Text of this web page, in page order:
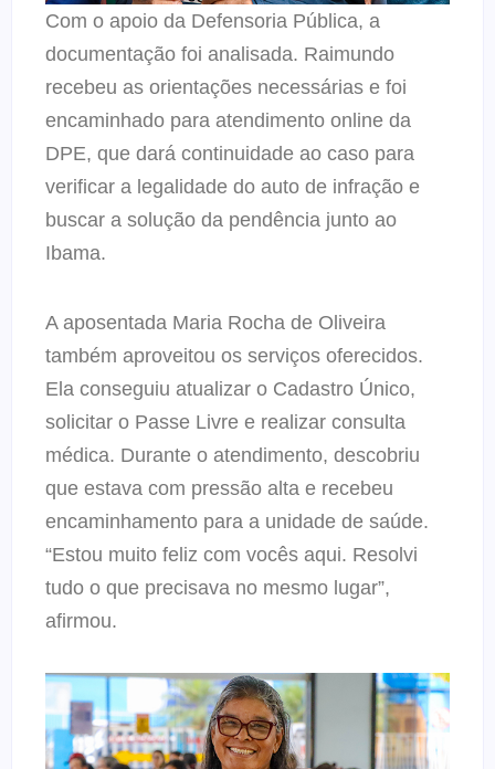
Com o apoio da Defensoria Pública, a
documentação foi analisada. Raimundo
recebeu as orientações necessárias e foi
encaminhado para atendimento online da
DPE, que dará continuidade ao caso para
verificar a legalidade do auto de infração e
buscar a solução da pendência junto ao
Ibama.
A aposentada Maria Rocha de Oliveira
também aproveitou os serviços oferecidos.
Ela conseguiu atualizar o Cadastro Único,
solicitar o Passe Livre e realizar consulta
médica. Durante o atendimento, descobriu
que estava com pressão alta e recebeu
encaminhamento para a unidade de saúde.
“Estou muito feliz com vocês aqui. Resolvi
tudo o que precisava no mesmo lugar”,
afirmou.